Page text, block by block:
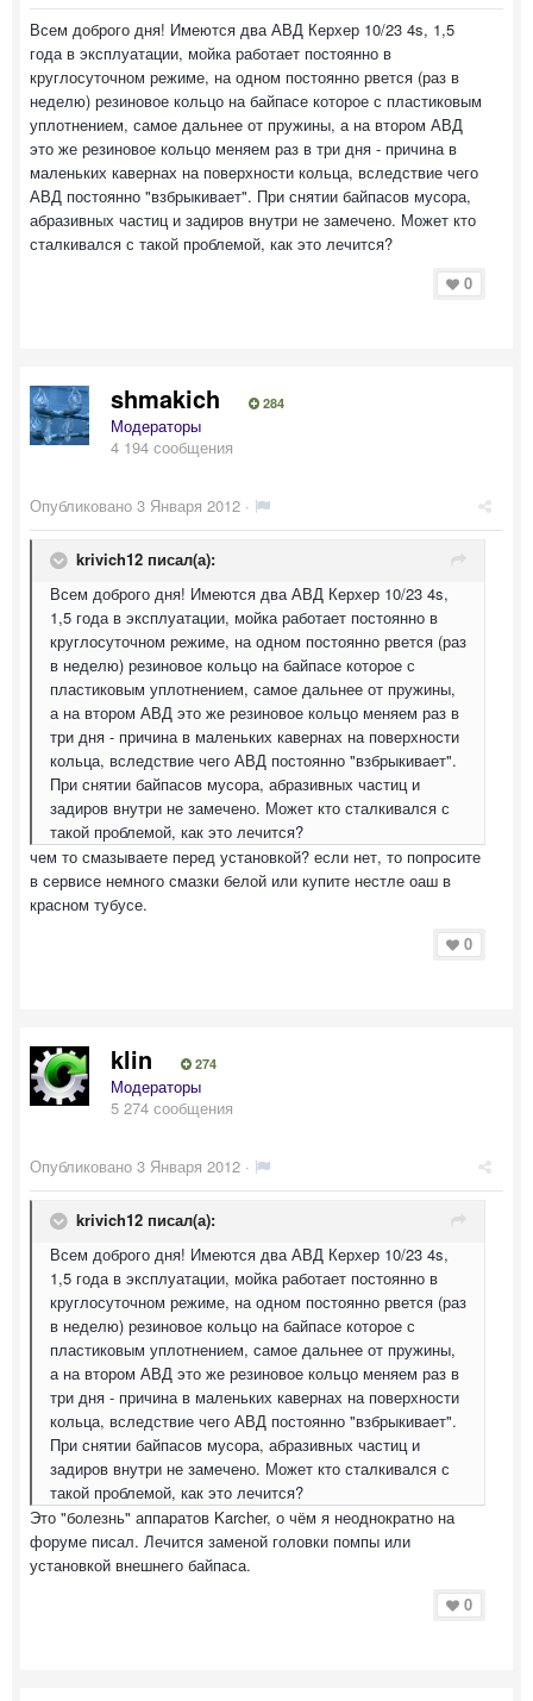
Всем доброго дня! Имеются два АВД Керхер 10/23 4s, 1,5
года в эксплуатации, мойка работает постоянно в
круглосуточном режиме, на одном постоянно рвется (раз в
неделю) резиновое кольцо на байпасе которое с пластиковым
уплотнением, самое дальнее от пружины, а на втором АВД
это же резиновое кольцо меняем раз в три дня - причина в
маленьких кавернах на поверхности кольца, вследствие чего
АВД постоянно "взбрыкивает". При снятии байпасов мусора,
абразивных частиц и задиров внутри не замечено. Может кто
сталкивался с такой проблемой, как это лечится?
0
shmakich 284
Модераторы
4 194 сообщения
Опубликовано 3 Января 2012 ·
krivich12 писал(а):
Всем доброго дня! Имеются два АВД Керхер 10/23 4s,
1,5 года в эксплуатации, мойка работает постоянно в
круглосуточном режиме, на одном постоянно рвется (раз
в неделю) резиновое кольцо на байпасе которое с
пластиковым уплотнением, самое дальнее от пружины,
а на втором АВД это же резиновое кольцо меняем раз в
три дня - причина в маленьких кавернах на поверхности
кольца, вследствие чего АВД постоянно "взбрыкивает".
При снятии байпасов мусора, абразивных частиц и
задиров внутри не замечено. Может кто сталкивался с
такой проблемой, как это лечится?
чем то смазываете перед установкой? если нет, то попросите
в сервисе немного смазки белой или купите нестле оаш в
красном тубусе.
0
klin 274
Модераторы
5 274 сообщения
Опубликовано 3 Января 2012 ·
krivich12 писал(а):
Всем доброго дня! Имеются два АВД Керхер 10/23 4s,
1,5 года в эксплуатации, мойка работает постоянно в
круглосуточном режиме, на одном постоянно рвется (раз
в неделю) резиновое кольцо на байпасе которое с
пластиковым уплотнением, самое дальнее от пружины,
а на втором АВД это же резиновое кольцо меняем раз в
три дня - причина в маленьких кавернах на поверхности
кольца, вследствие чего АВД постоянно "взбрыкивает".
При снятии байпасов мусора, абразивных частиц и
задиров внутри не замечено. Может кто сталкивался с
такой проблемой, как это лечится?
Это "болезнь" аппаратов Karcher, о чём я неоднократно на
форуме писал. Лечится заменой головки помпы или
установкой внешнего байпаса.
0